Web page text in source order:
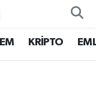
KRİPTO